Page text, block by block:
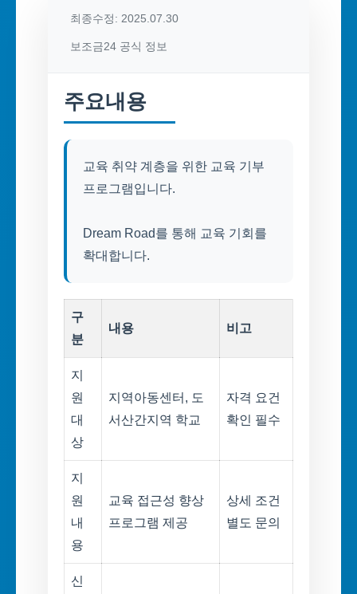
최종수정: 2025.07.30
보조금24 공식 정보
주요내용
교육 취약 계층을 위한 교육 기부
프로그램입니다.
Dream Road를 통해 교육 기회를
확대합니다.
구
분
내용 비고
지
원
대
상
지역아동센터, 도
서산간지역 학교
자격 요건
확인 필수
지
원
내
용
교육 접근성 향상
프로그램 제공
상세 조건
별도 문의
신